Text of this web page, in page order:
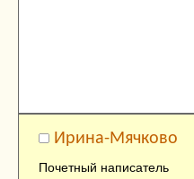
Ирина-Мячково
Почетный написатель